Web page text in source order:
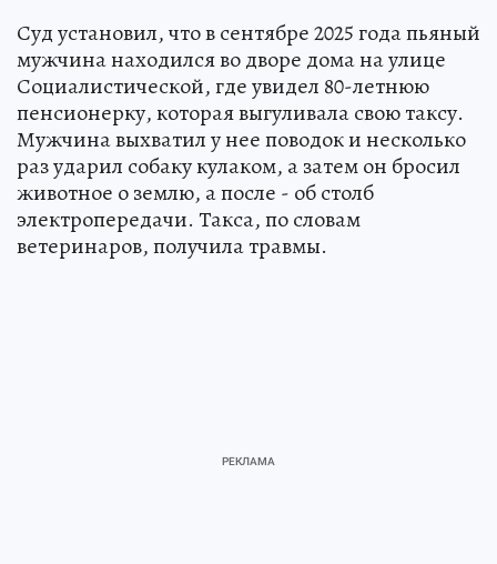
Суд установил, что в сентябре 2025 года пьяный
мужчина находился во дворе дома на улице
Социалистической, где увидел 80-летнюю
пенсионерку, которая выгуливала свою таксу.
Мужчина выхватил у нее поводок и несколько
раз ударил собаку кулаком, а затем он бросил
животное о землю, а после - об столб
электропередачи. Такса, по словам
ветеринаров, получила травмы.